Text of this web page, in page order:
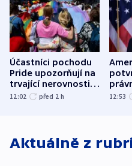
Účastníci pochodu
Pride upozorňují na
trvající nerovnosti i
společenskou
12:02 před 2 h 12:53
Aktuálně z